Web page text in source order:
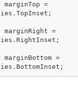
marginTop =
. TopInset ;
marginRight =
. RightInset ;
marginBottom =
. BottomInset ;